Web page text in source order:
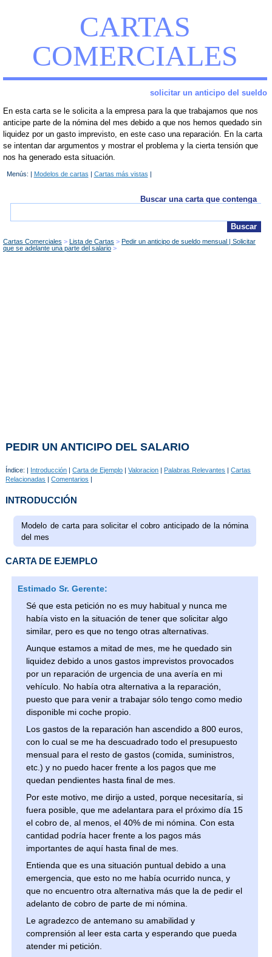
CARTAS
COMERCIALES
solicitar un anticipo del sueldo
En esta carta se le solicita a la empresa para la que trabajamos que nos
anticipe parte de la nómina del mes debido a que nos hemos quedado sin
liquidez por un gasto imprevisto, en este caso una reparación. En la carta
se intentan dar argumentos y mostrar el problema y la cierta tensión que
nos ha generado esta situación.
Menús: | Modelos de cartas Cartas más vistas
Buscar una carta que contenga
Cartas Comerciales Lista de Cartas
Pedir un anticipo de sueldo mensual | Solicitar
que se adelante una parte del salario
PEDIR UN ANTICIPO DEL SALARIO
Índice: | Introducción |Carta de Ejemplo |Valoracion | Palabras Relevantes |Cartas
Relacionadas |Comentarios |
INTRODUCCIÓN
Modelo de carta para solicitar el cobro anticipado de la nómina
del mes
CARTA DE EJEMPLO
Estimado Sr. Gerente:
Sé que esta petición no es muy habitual y nunca me
había visto en la situación de tener que solicitar algo
similar, pero es que no tengo otras alternativas.
Aunque estamos a mitad de mes, me he quedado sin
liquidez debido a unos gastos imprevistos provocados
por un reparación de urgencia de una avería en mi
vehículo. No había otra alternativa a la reparación,
puesto que para venir a trabajar sólo tengo como medio
disponible mi coche propio.
Los gastos de la reparación han ascendido a 800 euros,
con lo cual se me ha descuadrado todo el presupuesto
mensual para el resto de gastos (comida, suministros,
etc.) y no puedo hacer frente a los pagos que me
quedan pendientes hasta final de mes.
Por este motivo, me dirijo a usted, porque necesitaría, si
fuera posible, que me adelantara para el próximo día 15
el cobro de, al menos, el 40% de mi nómina. Con esta
cantidad podría hacer frente a los pagos más
importantes de aquí hasta final de mes.
Entienda que es una situación puntual debido a una
emergencia, que esto no me había ocurrido nunca, y
que no encuentro otra alternativa más que la de pedir el
adelanto de cobro de parte de mi nómina.
Le agradezco de antemano su amabilidad y
comprensión al leer esta carta y esperando que pueda
atender mi petición.